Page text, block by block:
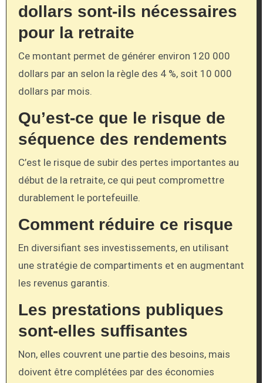
dollars sont-ils nécessaires
pour la retraite
Ce montant permet de générer environ 120 000
dollars par an selon la règle des 4 %, soit 10 000
dollars par mois.
Qu’est-ce que le risque de
séquence des rendements
C’est le risque de subir des pertes importantes au
début de la retraite, ce qui peut compromettre
durablement le portefeuille.
Comment réduire ce risque
En diversifiant ses investissements, en utilisant
une stratégie de compartiments et en augmentant
les revenus garantis.
Les prestations publiques
sont-elles suffisantes
Non, elles couvrent une partie des besoins, mais
doivent être complétées par des économies